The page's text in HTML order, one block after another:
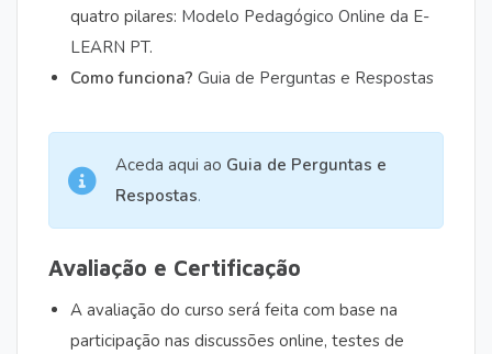
quatro pilares: Modelo Pedagógico Online da E-
LEARN PT.
Como funciona? Guia de Perguntas e Respostas
Aceda aqui ao Guia de Perguntas e
Respostas.
Avaliação e Certificação
A avaliação do curso será feita com base na
participação nas discussões online, testes de